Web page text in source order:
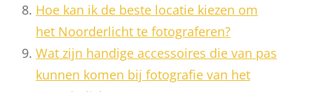
Hoe kan ik de beste locatie kiezen om
het Noorderlicht te fotograferen?
Wat zijn handige accessoires die van pas
kunnen komen bij fotografie van het